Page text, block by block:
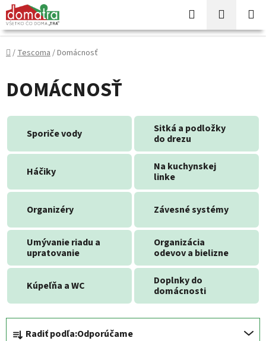
Prejsť
na
obsah
Hľadať
KOŠÍK
Domov
/Tescoma/Domácnosť
DOMÁCNOSŤ
Sporiče vody
Sitká a podložky
do drezu
Háčiky
Na kuchynskej
linke
Organizéry Závesné systémy
Umývanie riadu a
upratovanie
Organizácia
odevov a bielizne
Kúpeľňa a WC
Doplnky do
domácnosti
R Radiť podľa:Odporúčame